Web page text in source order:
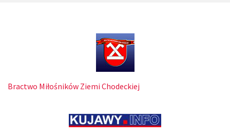
Bractwo Miłośników Ziemi Chodeckiej